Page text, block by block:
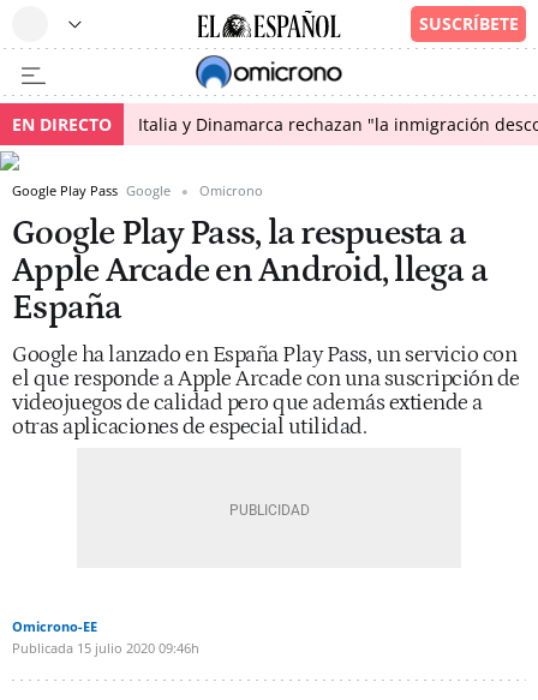
EN DIRECTO Italia y Dinamarca rechazan "la inmigración
Google Play Pass Google Omicrono
Google Play Pass, la respuesta a
Apple Arcade en Android, llega a
España
Google ha lanzado en España Play Pass, un servicio con
el que responde a Apple Arcade con una suscripción de
videojuegos de calidad pero que además extiende a
otras aplicaciones de especial utilidad.
Omicrono-EE
Publicada 15 julio 2020 09:46h